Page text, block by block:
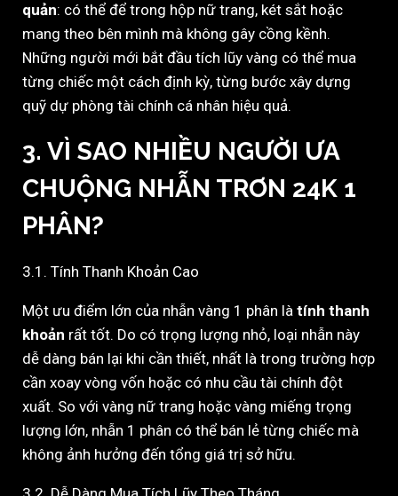
quản: có thể để trong hộp nữ trang, két sắt hoặc
mang theo bên mình mà không gây cồng kềnh.
Những người mới bắt đầu tích lũy vàng có thể mua
từng chiếc một cách định kỳ, từng bước xây dựng
quỹ dự phòng tài chính cá nhân hiệu quả.
3. VÌ SAO NHIỀU NGƯỜI ƯA
CHUỘNG NHẪN TRƠN 24K 1
PHÂN?
3.1. Tính Thanh Khoản Cao
Một ưu điểm lớn của nhẫn vàng 1 phân là tính thanh
khoản rất tốt. Do có trọng lượng nhỏ, loại nhẫn này
dễ dàng bán lại khi cần thiết, nhất là trong trường hợp
cần xoay vòng vốn hoặc có nhu cầu tài chính đột
xuất. So với vàng nữ trang hoặc vàng miếng trọng
lượng lớn, nhẫn 1 phân có thể bán lẻ từng chiếc mà
không ảnh hưởng đến tổng giá trị sở hữu.